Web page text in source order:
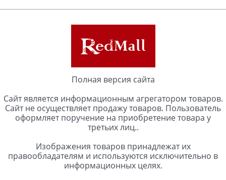
Полная версия сайта
Сайт является информационным агрегатором товаров.
Сайт не осуществляет продажу товаров. Пользователь
оформляет поручение на приобретение товара у
третьих лиц..
Изображения товаров принадлежат их
правообладателям и используются исключительно в
информационных целях.